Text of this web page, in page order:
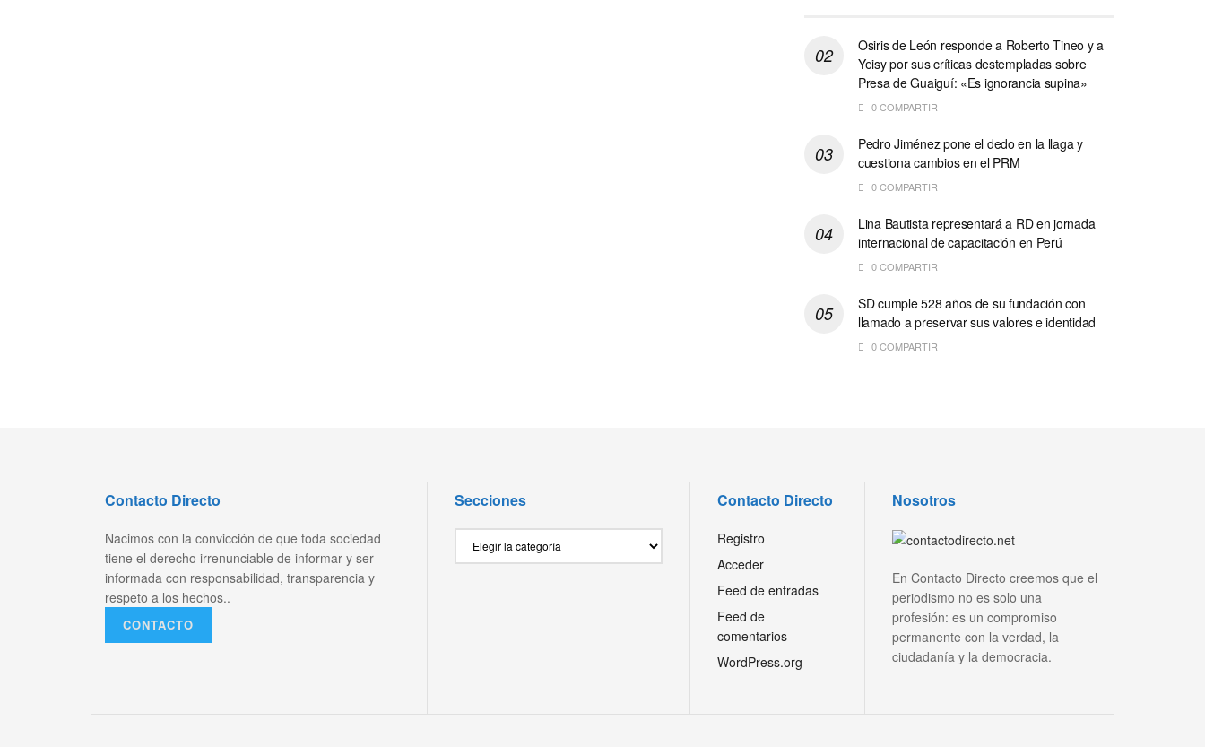
Osiris de León responde a Roberto Tineo y a
Yeisy por sus críticas destempladas sobre
Presa de Guaiguí: «Es ignorancia supina»
0 COMPARTIR
Pedro Jiménez pone el dedo en la llaga y
cuestiona cambios en el PRM
0 COMPARTIR
Lina Bautista representará a RD en jornada
internacional de capacitación en Perú
0 COMPARTIR
SD cumple 528 años de su fundación con
llamado a preservar sus valores e identidad
0 COMPARTIR
Contacto Directo
Nacimos con la convicción de que toda sociedad
tiene el derecho irrenunciable de informar y ser
informada con responsabilidad, transparencia y
respeto a los hechos..
CONTACTO
Secciones Contacto Directo
Registro
Acceder
Feed de entradas
Feed de
comentarios
WordPress.org
Nosotros
En Contacto Directo creemos que el
periodismo no es solo una
profesión: es un compromiso
permanente con la verdad, la
ciudadanía y la democracia.